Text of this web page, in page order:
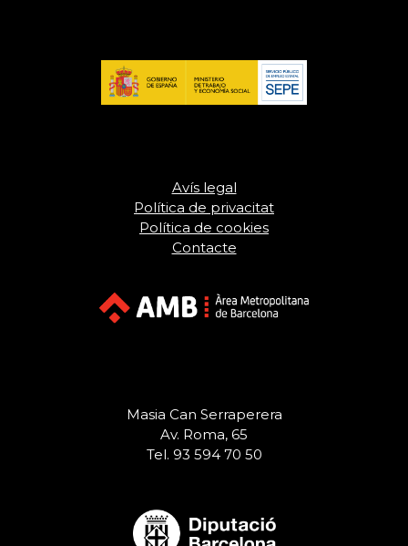
Avís legal
Política de privacitat
Política de cookies
Contacte
Masia Can Serraperera
Av. Roma, 65
Tel. 93 594 70 50